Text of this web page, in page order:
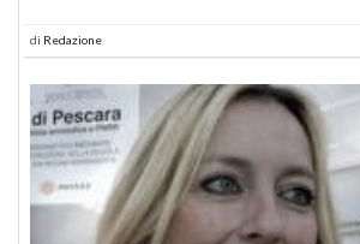
di Redazione